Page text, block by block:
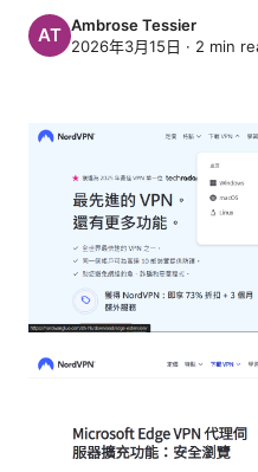
Ambrose Tessier
2026年3月15日 · 2 min